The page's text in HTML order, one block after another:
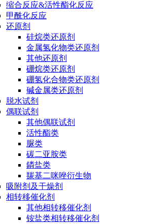
缩合反应&活性酯化反应
甲酰化反应
还原剂
硅烷类还原剂
金属氢化物类还原剂
其他还原剂
硼烷类还原剂
硼氢化合物类还原剂
碱金属类还原剂
脱水试剂
偶联试剂
其他偶联试剂
活性酯类
脲类
碳二亚胺类
鏻盐类
羰基二咪唑衍生物
吸附剂及干燥剂
相转移催化剂
其他相转移催化剂
铵盐类相转移催化剂